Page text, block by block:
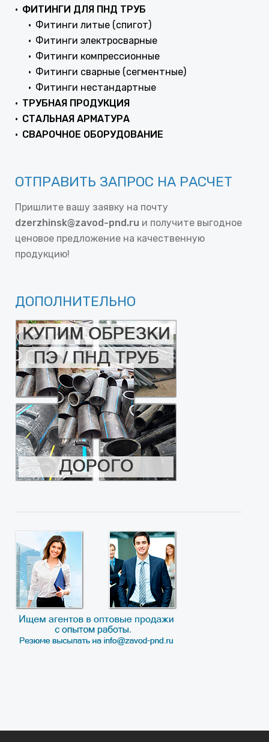
ФИТИНГИ ДЛЯ ПНД ТРУБ
Фитинги литые (спигот)
Фитинги электросварные
Фитинги компрессионные
Фитинги сварные (сегментные)
Фитинги нестандартные
ТРУБНАЯ ПРОДУКЦИЯ
СТАЛЬНАЯ АРМАТУРА
СВАРОЧНОЕ ОБОРУДОВАНИЕ
ОТПРАВИТЬ ЗАПРОС НА РАСЧЕТ
Пришлите вашу заявку на почту
dzerzhinsk@zavod-pnd.ru и получите выгодное
ценовое предложение на качественную
продукцию!
ДОПОЛНИТЕЛЬНО